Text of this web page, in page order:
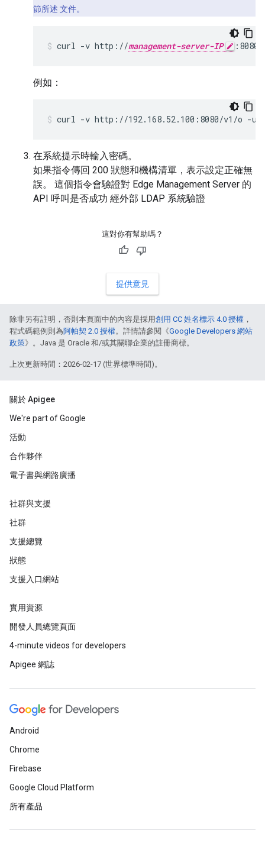
節所述 文件。
curl -v http://management-server-IP
例如：
curl -v http://192.168.52.100:8080/v1/o -u
在系統提示時輸入密碼。
如果指令傳回 200 狀態和機構清單，表示設定正確無
誤。 這個指令會驗證對 Edge Management Server 的
API 呼叫是否成功 經外部 LDAP 系統驗證
這對你有幫助嗎？
提供意見
除非另有註明，否則本頁面中的內容是採用創用 CC 姓名標示 4.0 授權 ，
程式碼範例則為阿帕契 2.0 授權。詳情請參閱《Google Developers 網站
政策》。Java 是 Oracle 和/或其關聯企業的註冊商標。
上次更新時間：2026-02-17 (世界標準時間)。
關於 Apigee
We're part of Google
活動
合作夥伴
電子書與網路廣播
社群與支援
社群
支援總覽
狀態
支援入口網站
實用資源
開發人員總覽頁面
4-minute videos for developers
Apigee 網誌
Android
Chrome
Firebase
Google Cloud Platform
所有產品